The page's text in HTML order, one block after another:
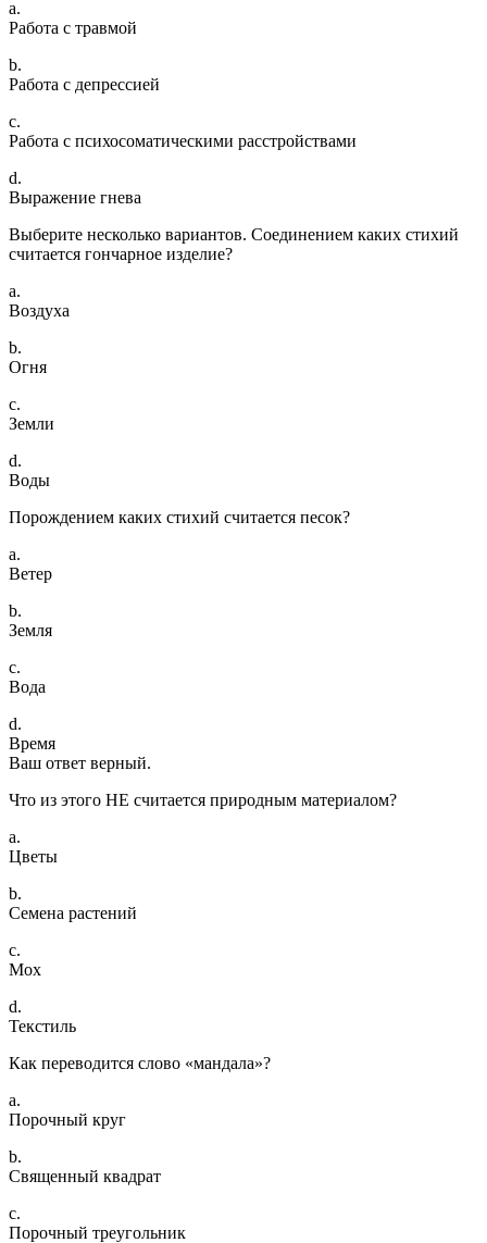
a.
Работа с травмой
b.
Работа с депрессией
c.
Работа с психосоматическими расстройствами
d.
Выражение гнева
Выберите несколько вариантов. Соединением каких стихий
считается гончарное изделие?
a.
Воздуха
b.
Огня
c.
Земли
d.
Воды
Порождением каких стихий считается песок?
a.
Ветер
b.
Земля
c.
Вода
d.
Время
Ваш ответ верный.
Что из этого НЕ считается природным материалом?
a.
Цветы
b.
Семена растений
c.
Мох
d.
Текстиль
Как переводится слово «мандала»?
a.
Порочный круг
b.
Священный квадрат
c.
Порочный треугольник